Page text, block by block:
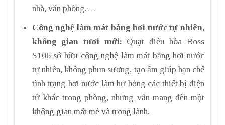
nhà, văn phòng,…
Công nghệ làm mát bằng hơi nước tự nhiên,
không gian tươi mới: Quạt điều hòa Boss
S106 sở hữu công nghệ làm mát bằng hơi nước
tự nhiên, không phun sương, tạo ẩm giúp hạn chế
tình trạng hơi nước làm hư hỏng các thiết bị điện
tử khác trong phòng, nhưng vẫn mang đến một
không gian mát mẻ và trong lành.